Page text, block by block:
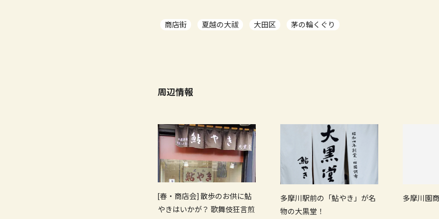
商店街 夏越の大祓 大田区 茅の輪くぐり
周辺情報
[春・商店会] 散歩のお供に鮎
やきはいかが？ 歌舞伎狂言煎
多摩川駅前の「鮎やき」が名
物の大黒堂！
多摩川園